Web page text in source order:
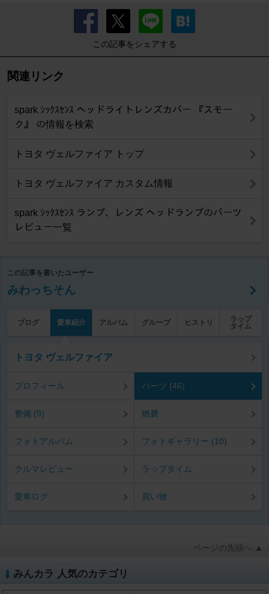
この記事をシェアする
関連リンク
spark ｼｯｸｽｾﾝｽ へッドライトレンズカバー 『スモー
ク』 の情報を検索
トヨタ ヴェルファイア トップ
トヨタ ヴェルファイア カスタム情報
spark ｼｯｸｽｾﾝｽ ランプ、レンズ ヘッドランプのパーツ
レビュー一覧
この記事を書いたユーザー
みわっちそん
ブログ 愛車紹介 アルバム グループ ヒストリ
ラップ
タイム
トヨタ ヴェルファイア
プロフィール パーツ (46)
整備 (9) 燃費
フォトアルバム フォトギャラリー (10)
クルマレビュー ラップタイム
愛車ログ 買い物
ページの先頭へ ▲
みんカラ 人気のカテゴリ